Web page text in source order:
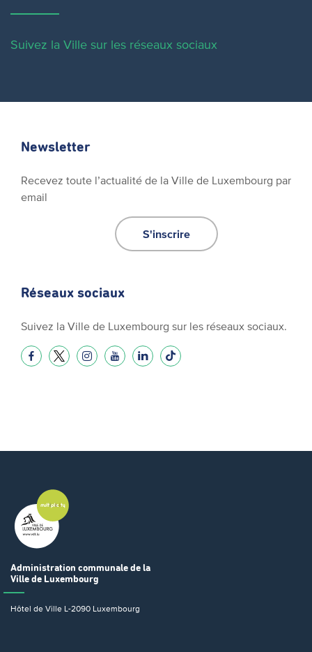
Suivez la Ville sur les réseaux sociaux
Newsletter
Recevez toute l’actualité de la Ville de Luxembourg par
email
S'inscrire
Réseaux sociaux
Suivez la Ville de Luxembourg sur les réseaux sociaux.
Administration communale de la
Ville de Luxembourg
Hôtel de Ville L-2090 Luxembourg